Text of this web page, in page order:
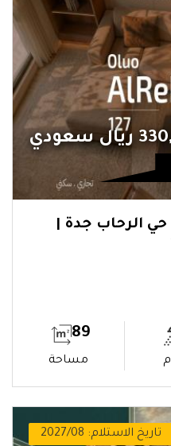
سعودي
الرحاب جدة |
89
مساحة
تاريخ الاستلام: 2027/08